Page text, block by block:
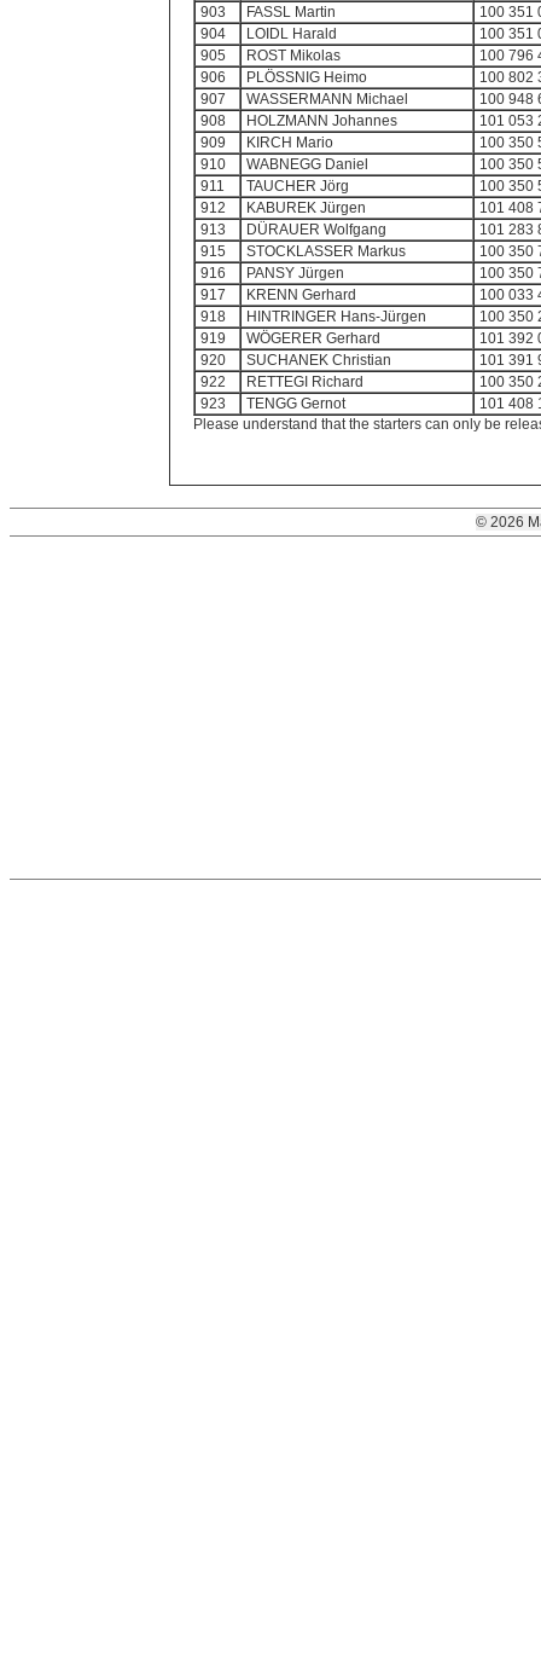
903
FASSL Martin
100 351
904
LOIDL Harald
100 351
905
ROST Mikolas
100 796
906
PLÖSSNIG Heimo
100 802
907
WASSERMANN Michael
100 948
908
HOLZMANN Johannes
101 053
909
KIRCH Mario
100 350
910
WABNEGG Daniel
100 350
911
TAUCHER Jörg
100 350
912
KABUREK Jürgen
101 408
913
DÜRAUER Wolfgang
101 283
915
STOCKLASSER Markus
100 350
916
PANSY Jürgen
100 350
917
KRENN Gerhard
100 033
918
HINTRINGER Hans-Jürgen
100 350
919
WÖGERER Gerhard
101 392
920
SUCHANEK Christian
101 391
922
RETTEGI Richard
100 350
923
TENGG Gernot
101 408
Please understand that the starters can only be
© 2026